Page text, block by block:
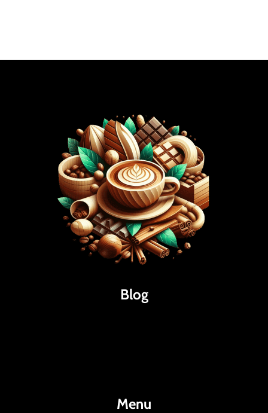
Blog
Menu